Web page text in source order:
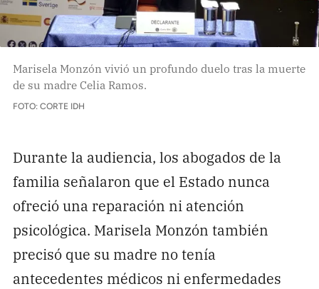
Marisela Monzón vivió un profundo duelo tras la muerte
de su madre Celia Ramos.
FOTO: CORTE IDH
Durante la audiencia, los abogados de la
familia señalaron que el Estado nunca
ofreció una reparación ni atención
psicológica. Marisela Monzón también
precisó que su madre no tenía
antecedentes médicos ni enfermedades